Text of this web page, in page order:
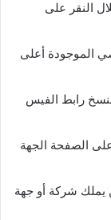
النقر على
الموجودة أعلى
بنسخ رابط الفيس
الصفحة الجهة
يملك شركة أو جهة